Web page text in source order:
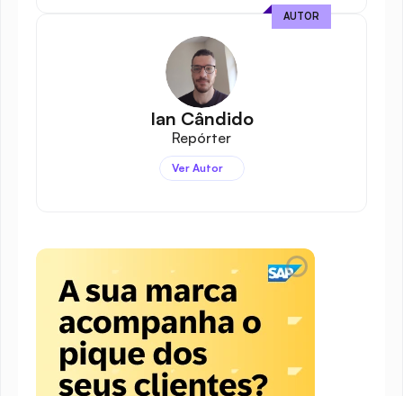
Ian Cândido
Repórter
Ver Autor
AUTOR